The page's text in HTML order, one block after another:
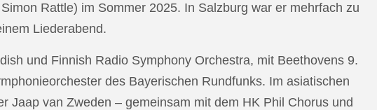
Rattle) im Sommer 2025. In Salzburg war er mehrfach zu
Liederabend.
und Finnish Radio Symphony Orchestra, mit Beethovens 9.
des Bayerischen Rundfunks. Im asiatischen
Jaap van Zweden – gemeinsam mit dem HK Phil Chorus und